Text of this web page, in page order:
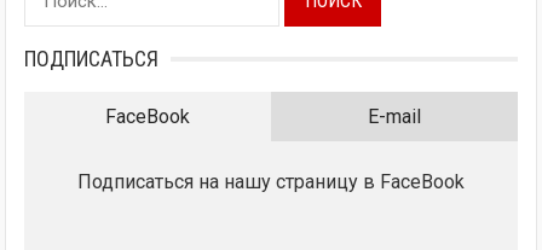
ПОДПИСАТЬСЯ
FaceBook E-mail
Подписаться на нашу страницу в FaceBook